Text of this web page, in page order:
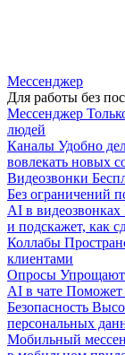
Мессенджер
Для работы без
Мессенджер
людей
Каналы Удобно
вовлекать новых
Видеозвонки
Без ограничений
AI в видеозвонках
и подскажет, как
Коллабы
клиентами
Опросы Упрощают
AI в чате Поможет
Безопасность
персональных
Мобильный